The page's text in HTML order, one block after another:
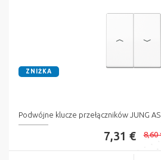
ZNIŻKA
Podwójne klucze przełączników JUNG
7,31 € 8,60